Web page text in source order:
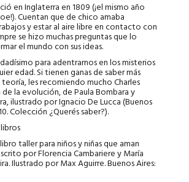
en Inglaterra en 1809 (¡el mismo año
Cuentan que de chico amaba
y estar al aire libre en contacto con
se hizo muchas preguntas que lo
el mundo con sus ideas.
para adentrarnos en los misterios
edad. Si tienen ganas de saber más
teoría, les recomiendo mucho Charles
la evolución, de Paula Bombara y
ilustrado por Ignacio De Lucca (Buenos
Colección ¿Querés saber?).
taller para niños y niñas que aman
por Florencia Cambariere y María
Ilustrado por Max Aguirre. Buenos Aires: